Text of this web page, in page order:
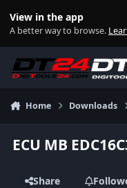
View in the app
A better way to browse.
Home Downloads
ECU MB
Share